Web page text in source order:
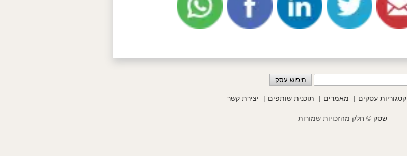
קטגוריות עסקים מאמרים תוכנית שותפים יצירת קשר
שסק © חלק מהזכויות שמורות